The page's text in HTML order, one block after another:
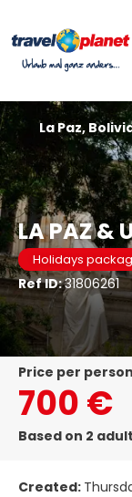
LA PAZ &
Holidays
Ref ID:31806261
La Paz,
price per
700 €
Based on 2
Created: